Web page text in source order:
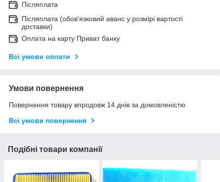
Післяплата
Післяплата (обов'язковий аванс у розмірі вартості
доставки)
Оплата на карту Приват банку
Всі умови оплати
Умови повернення
Повернення товару впродовж 14 днів за домовленістю
Всі умови повернення
Подібні товари компанії